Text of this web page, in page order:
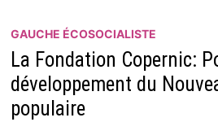
GAUCHE ÉCOSOCIALISTE
La Fondation Copernic:
développement du
populaire